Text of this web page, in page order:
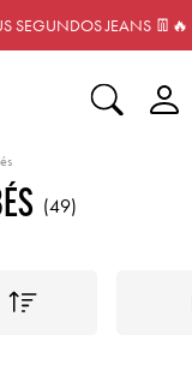
SEGUNDOS JEANS
(49)